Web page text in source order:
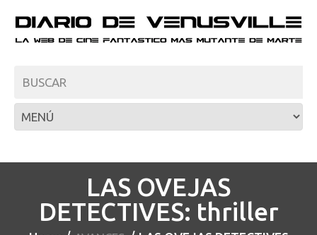
LAS OVEJAS
DETECTIVES: thriller